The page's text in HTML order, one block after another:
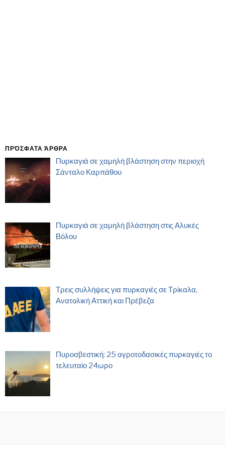
ΠΡΌΣΦΑΤΑ ΆΡΘΡΑ
Πυρκαγιά σε χαμηλή βλάστηση στην περιοχή
Σάνταλο Καρπάθου
Πυρκαγιά σε χαμηλή βλάστηση στις Αλυκές
Βόλου
Τρεις συλλήψεις για πυρκαγιές σε Τρίκαλα,
Ανατολική Αττική και Πρέβεζα
Πυροσβεστική: 25 αγροτοδασικές πυρκαγιές το
τελευταίο 24ωρο